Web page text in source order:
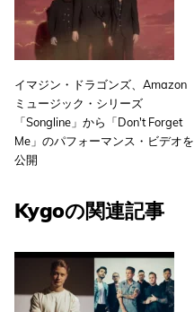
イマジン・ドラゴンズ、Amazon
ミュージック・シリーズ
「Songline」から「Don't Forget
Me」のパフォーマンス・ビデオを
公開
Kygoの関連記事